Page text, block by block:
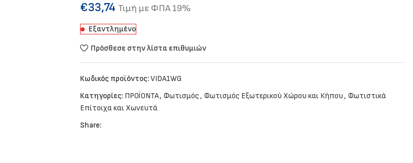
€33,74 Τιμή με ΦΠΑ 19%
Εξαντλημένο
Πρόσθεσε στην λίστα επιθυμιών
Κωδικός προϊόντος:VIDA1WG
Κατηγορίες: ΠΡΟΪΟΝΤΑ, Φωτισμός, Φωτισμός Εξωτερικού Χώρου και Κήπου, Φωτιστικά
Επίτοιχα και Χωνευτά
Share: